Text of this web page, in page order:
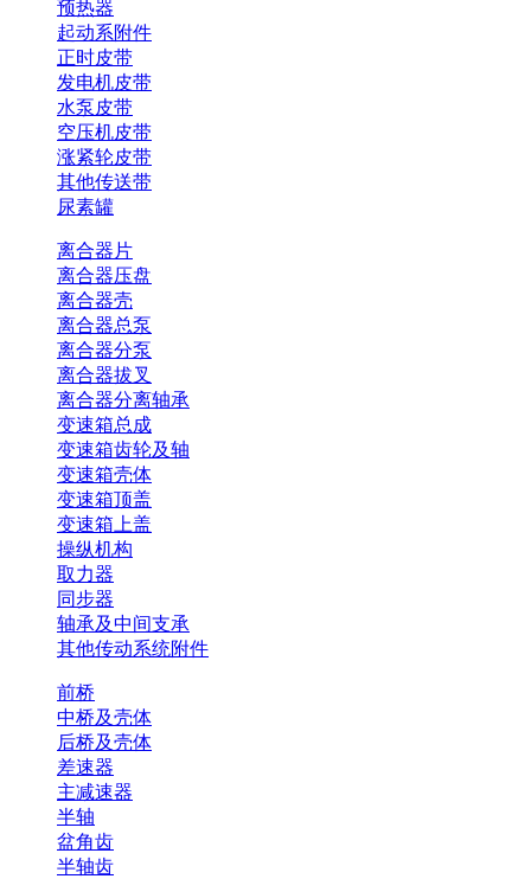
预热器
起动系附件
正时皮带
发电机皮带
水泵皮带
空压机皮带
涨紧轮皮带
其他传送带
尿素罐
离合器片
离合器压盘
离合器壳
离合器总泵
离合器分泵
离合器拔叉
离合器分离轴承
变速箱总成
变速箱齿轮及轴
变速箱壳体
变速箱顶盖
变速箱上盖
操纵机构
取力器
同步器
轴承及中间支承
其他传动系统附件
前桥
中桥及壳体
后桥及壳体
差速器
主减速器
半轴
盆角齿
半轴齿